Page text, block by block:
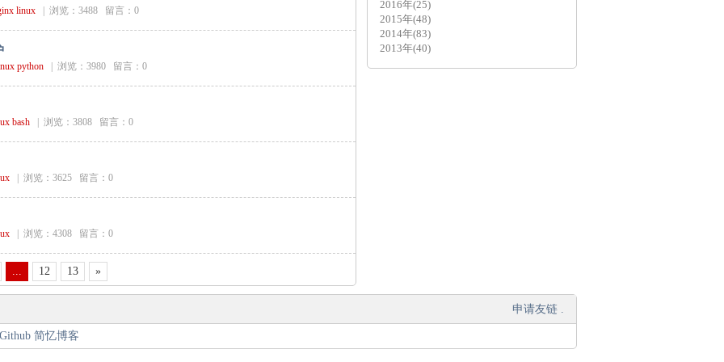
linux 浏览：3488 留言：0
python 浏览：3980 留言：0
bash 浏览：3808 留言：0
浏览：3625 留言：0
浏览：4308 留言：0
... 12 13 »
2016年(25)
2015年(48)
2014年(83)
2013年(40)
申请友链 .
简忆博客